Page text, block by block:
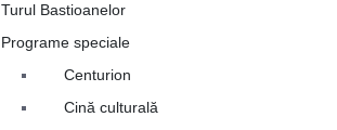
Turul Bastioanelor
Programe speciale
Centurion
Cină culturală